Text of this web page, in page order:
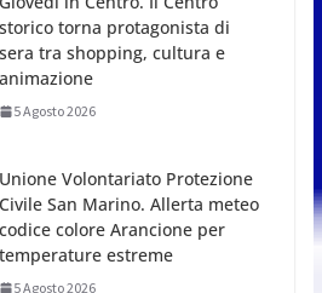
codice colore Arancione per
temperature estreme
5 Agosto 2026
Song Contest: aperte le
2026-2027
vince il titolo sammarinese,